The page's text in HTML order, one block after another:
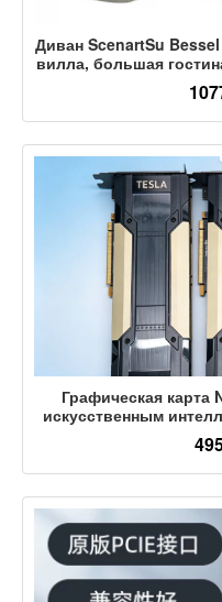
Диван ScenartSu
вилла, большая
тканей,
Графическая карта
искусственным